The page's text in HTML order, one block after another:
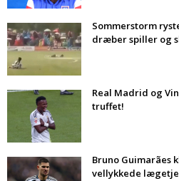
Sommerstorm
dræber spiller og
Real Madrid og
truffet!
Bruno Guimarães
vellykkede